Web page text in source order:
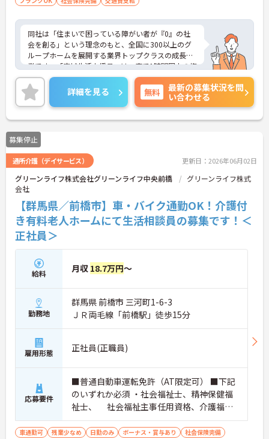
同社は「住まいで困っている障がい者が『0』の社
会を創る」という理念のもと、全国に300以上のグ
ループホームを展開する業界トップクラスの成長企
業です。「広域生活支援員」は、車で1時間圏内の複
数施設を横断的に担当し、現場支援とパートスタッ
フのサポートを行うハイクラスなポジションです。
最新設備とバリアフリーが完備され、スタッフの身
体的負担が少なく、広域手当5万円が付与されるこ
とで高い給与水準を実現しています。年間休日114
日の確保や、献立・レシピの完全標準化による業務
効率化など、ワークライフバランスを保ちながら定
年70歳まで長期的に活躍できる制度が盤石に整って
います。複数施設を経験することで培われるマネジ
メント視点は、将来的なエリアマネージャーへのキ
ャリアアップにも直結しており、最新の環境で専門
性を発揮したいプロフェッショナルの方にお勧めで
す。
★おすすめPOINT★
・広域支援員として複数のホームを巡るため、各ホ
ームのパートスタッフの教育やサポートにも携わる
ことができ、現場の介助業務にとどまらず、施設運
営や人材育成の視点を養うことで、将来のエリアマ
・定年70歳、再雇用75歳までという業界屈指の制度
があり、20代から60代まで幅広い年代が活躍してい
なく長期的なキャリアを築いていただけます。
・全施設がバリアフリー設計かつ最新設備を備えて
おり、清潔感にあふれた美しい環境です。ハード面
に加え、ソフト面でも「献立の事前決定・レシピ完
備」により現場の負担が大幅に軽減されています。
ご利用者様の安全性はもちろん、働くスタッフにと
っても身体的負担が少なく、高いモチベーションを
保って業務に集中できます。
詳細を見る 無料
最新の募集状況を問
い合わせる
募集停止
通所介護（デイサービス） 更新日：2026年06月02日
グリーンライフ株式会社グリーンライフ中央前橋
グリーンライフ株式
会社
【群馬県／前橋市】車・バイク通勤OK！介護付
き有料老人ホームにて生活相談員の募集です！＜
正社員＞
給料 月収 18.7万円～
勤務地
群馬県 前橋市 三河町1-6-3
ＪＲ両毛線「前橋駅」徒歩15分
雇用形態 正社員(正職員)
応募要件
■普通自動車運転免許（AT限定可） ■下記
のいずれか必須 ・社会福祉士、精神保健福
祉士、 社会福祉主事任用資格、介護福祉
士 のいずれか ・介護支援専門員（指定居
宅介護支援事業所で、2年以上の実務経験
車通勤可 残業少なめ 日勤のみ ボーナス・賞与あり 社会保険完備